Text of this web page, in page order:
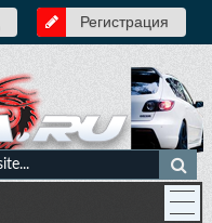
Регистрация